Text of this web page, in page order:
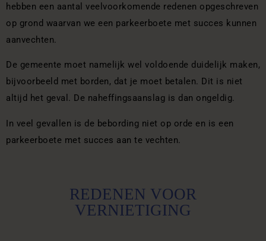
hebben een aantal veelvoorkomende redenen opgeschreven
op grond waarvan we een parkeerboete met succes kunnen
aanvechten.
De gemeente moet namelijk wel voldoende duidelijk maken,
bijvoorbeeld met borden, dat je moet betalen. Dit is niet
altijd het geval. De naheffingsaanslag is dan ongeldig.
In veel gevallen is de bebording niet op orde en is een
parkeerboete met succes aan te vechten.
REDENEN VOOR
VERNIETIGING